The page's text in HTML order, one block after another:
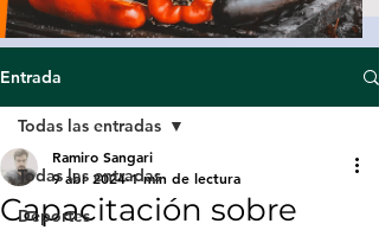
Entrada
Todas las entradas
Deportes
Todas las entradas
Capacitación sobre
Ramiro Sangari
9 abr 2024 1 min de lectura